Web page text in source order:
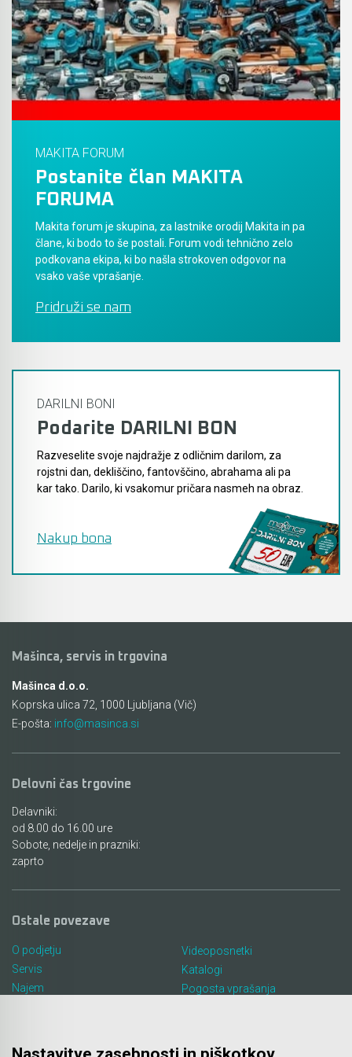
MAKITA FORUM
Postanite član MAKITA
FORUMA
Makita forum je skupina, za lastnike orodij Makita in pa
člane, ki bodo to še postali. Forum vodi tehnično zelo
podkovana ekipa, ki bo našla strokoven odgovor na
vsako vaše vprašanje.
Pridruži se nam
DARILNI BONI
Podarite DARILNI BON
Razveselite svoje najdražje z odličnim darilom, za
rojstni dan, dekliščino, fantovščino, abrahama ali pa
kar tako. Darilo, ki vsakomur pričara nasmeh na obraz.
Nakup bona
Mašinca, servis in trgovina
Mašinca d.o.o.
Koprska ulica 72, 1000 Ljubljana (Vič)
E-pošta: info@masinca.si
Delovni čas trgovine
Delavniki:
od 8.00 do 16.00 ure
Sobote, nedelje in prazniki:
zaprto
Ostale povezave
O podjetju
Servis
Najem
Videoposnetki
Katalogi
Pogosta vprašanja
Akumulatorski vezalci in rezalniki armature &
navojnih palic
Akumulatorska mikrovalovna pečica
Akumulatorski čistilniki